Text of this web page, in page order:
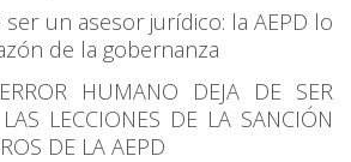
ser un asesor jurídico: la AEPD lo
de la gobernanza
HUMANO DEJA DE SER
LECCIONES DE LA SANCIÓN
DE LA AEPD